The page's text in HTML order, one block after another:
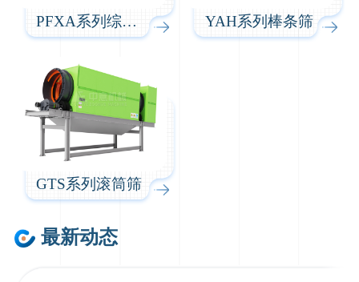
PFXA系列综合风选机 YAH系列棒条筛
GTS系列滚筒筛
最新动态